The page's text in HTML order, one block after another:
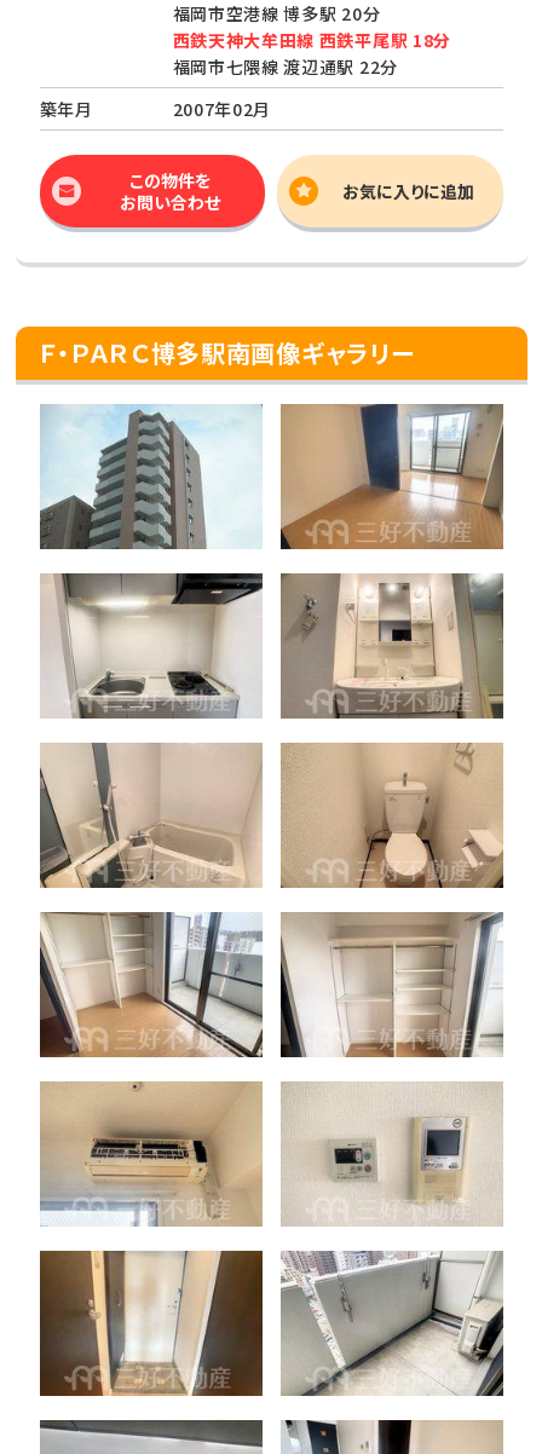
福岡市空港線 博多駅 20分
西鉄天神大牟田線 西鉄平尾駅 18分
福岡市七隈線 渡辺通駅 22分
築年月
2007年02月
この物件を
お問い合わせ
お気に入りに追加
Ｆ・ＰＡＲＣ博多駅南画像ギャラリー